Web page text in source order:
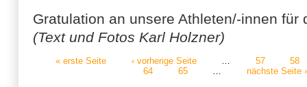
Gratulation an unsere Athleten/-innen für
(Text und Fotos Karl Holzner)
« erste Seite ‹ vorherige Seite 57
58
64
65 nächste Seite ›